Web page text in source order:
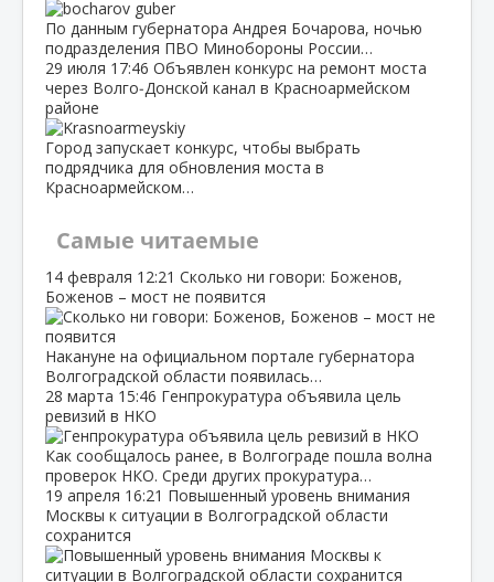
По данным губернатора Андрея Бочарова, ночью
подразделения ПВО Минобороны России…
29 июля 17:46 Объявлен конкурс на ремонт моста
через Волго‑Донской канал в Красноармейском
районе
Город запускает конкурс, чтобы выбрать
подрядчика для обновления моста в
Красноармейском…
Самые читаемые
14 февраля 12:21 Сколько ни говори: Боженов,
Боженов – мост не появится
Накануне на официальном портале губернатора
Волгоградской области появилась…
28 марта 15:46 Генпрокуратура объявила цель
ревизий в НКО
Как сообщалось ранее, в Волгограде пошла волна
проверок НКО. Среди других прокуратура…
19 апреля 16:21 Повышенный уровень внимания
Москвы к ситуации в Волгоградской области
сохранится